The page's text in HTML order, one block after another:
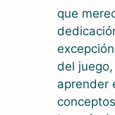
que
del
aprender